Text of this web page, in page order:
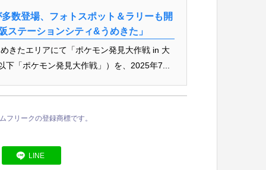
数登場、フォトスポット＆ラリーも開
ステーションシティ&うめきた」
きたエリアにて「ポケモン発見大作戦 in 大
「ポケモン発見大作戦」）を、2025年7...
リークの登録商標です。
LINE